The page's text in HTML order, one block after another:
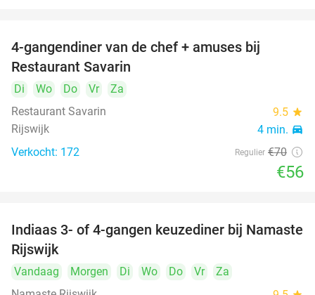
4-gangendiner van de chef + amuses bij
Restaurant Savarin
Di Wo Do Vr
Za
Restaurant Savarin
9.5 star
Rijswijk 4 min. directions_car
Verkocht: 172 Regulier €70
€56
29%
Indiaas 3- of 4-gangen keuzediner bij Namaste
Rijswijk
Vandaag Morgen Di Wo Do Vr
Za